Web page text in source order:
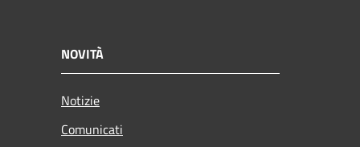
NOVITÀ
Notizie
Comunicati